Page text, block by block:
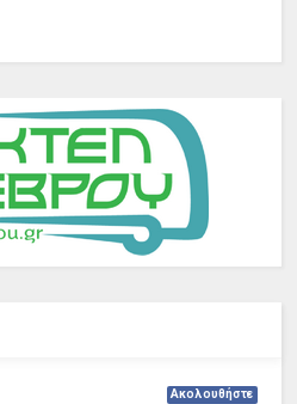
Ακολουθήστε